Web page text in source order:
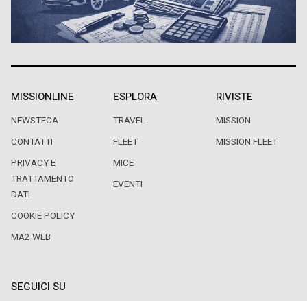
MISSIONLINE
NEWSTECA
CONTATTI
PRIVACY E
TRATTAMENTO
DATI
COOKIE POLICY
MA2 WEB
ESPLORA
TRAVEL
FLEET
MICE
EVENTI
RIVISTE
MISSION
MISSION FLEET
SEGUICI SU